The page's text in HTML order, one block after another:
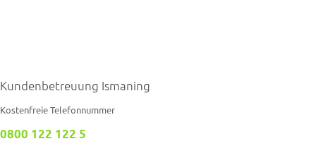
Kundenbetreuung Ismaning
Kostenfreie Telefonnummer
0800 122 122 5